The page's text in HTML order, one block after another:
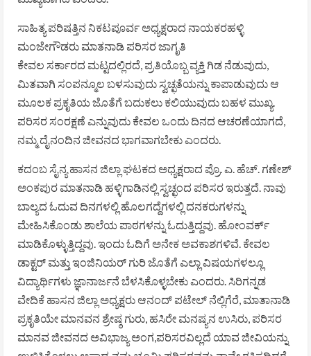
ಸಾಹಿತ್ಯ ಪರಿಷತ್ತಿನ ನಿಕಟಪೂರ್ವ ಅಧ್ಯಕ್ಷರಾದ ನಾಯಕರಹಳ್ಳಿ
ಮಂಜೇಗೌಡರು ಮಾತನಾಡಿ ಪರಿಸರ ಜಾಗೃತಿ
ಕೇವಲ ಸರ್ಕಾರದ ಮಟ್ಟದಲ್ಲಿರದೆ, ಪ್ರತಿಯೊಬ್ಬ ವ್ಯಕ್ತಿ ಗಿಡ ನೆಡುವುದು,
ಮಿತವಾಗಿ ಸಂಪನ್ಮೂಲ ಬಳಸುವುದು ಸ್ವಚ್ಛತೆಯನ್ನು ಕಾಪಾಡುವುದು ಆ
ಮೂಲಕ ಪ್ರಕೃತಿಯ ಜೊತೆಗೆ ಬದುಕಲು ಕಲಿಯುವುದು ಬಹಳ ಮುಖ್ಯ.
ಪರಿಸರ ಸಂರಕ್ಷಣೆ ಎನ್ನುವುದು ಕೇವಲ ಒಂದು ದಿನದ ಆಚರಣೆಯಾಗದೆ,
ನಮ್ಮ ದೈನಂದಿನ ಜೀವನದ ಭಾಗವಾಗಬೇಕು ಎಂದರು.
ಕದಂಬ ಸೈನ್ಯ ಹಾಸನ ಜಿಲ್ಲಾ ಘಟಕದ ಅಧ್ಯಕ್ಷರಾದ ಪ್ರೊ. ಎ. ಹೆಚ್. ಗಣೇಶ್
ಅಂಕಪುರ ಮಾತನಾಡಿ ಹಳ್ಳಿಗಾಡಿನಲ್ಲಿ ಸ್ವಚ್ಛಂದ ಪರಿಸರ ಇರುತ್ತದೆ. ನಾವು
ಬಾಲ್ಯದ ಓದುವ ದಿನಗಳಲ್ಲಿ ಹೊಲಗದ್ದೆಗಳಲ್ಲಿ ದನಕರುಗಳನ್ನು
ಮೇಹಿಸಿಕೊಂಡು ಶಾಲೆಯ ಪಾಠಗಳನ್ನು ಓದುತ್ತಿದ್ದವು. ಹೋಂವರ್ಕ್
ಮಾಡಿಕೊಳ್ಳುತ್ತಿದ್ದವು. ಇಂದು ಓದಿಗೆ ಅನೇಕ ಅವಕಾಶಗಳಿವೆ. ಕೇವಲ
ಡಾಕ್ಟರ್ ಮತ್ತು ಇಂಜಿನಿಯರ್ ಗುರಿ ಜೊತೆಗೆ ಎಲ್ಲಾ ವಿಷಯಗಳಲ್ಲೂ
ವಿದ್ಯಾರ್ಥಿಗಳು ಜ್ಞಾನಾರ್ಜನೆ ಬೆಳಸಿಕೊಳ್ಳಬೇಕು ಎಂದರು. ಸಿರಿಗನ್ನಡ
ವೇದಿಕೆ ಹಾಸನ ಜಿಲ್ಲಾ ಅಧ್ಯಕ್ಷರು ಆನಂದ್ ಪಟೇಲ್ ನೆಲ್ಲಿಗೆರೆ, ಮಾತಾನಾಡಿ
ಪ್ರಕೃತಿಯೇ ಮಾನವನ ಶ್ರೇಷ್ಠ ಗುರು, ಹಸಿರೇ ಮನಷ್ಯನ ಉಸಿರು, ಪರಿಸರ
ಮಾನವ ಜೀವನದ ಅವಿಭಾಜ್ಯ ಅಂಗ,ಪರಿಸರವಿಲ್ಲದೆ ಯಾವ ಜೀವಿಯನ್ನು